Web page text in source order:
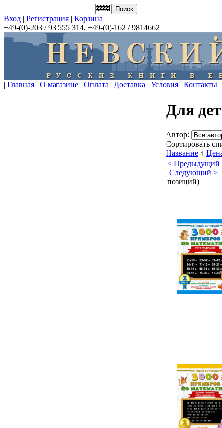
Вход | Регистрация | Корзина
+49-(0)-203 / 93 555 314, +49-(0)-162 / 9814662
| Главная | О магазине | Оплата | Доставка | Условия | Контакты |
Для
Автор:
Сортировать
Название ↑
< Предыдущий
Следующий >
позиций)